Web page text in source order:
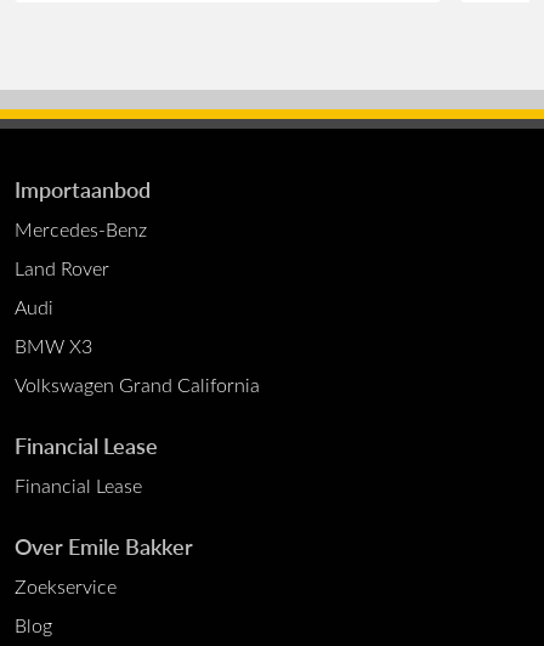
Importaanbod
Mercedes-Benz
Land Rover
Audi
BMW X3
Volkswagen Grand California
Financial Lease
Financial Lease
Over Emile Bakker
Zoekservice
Blog